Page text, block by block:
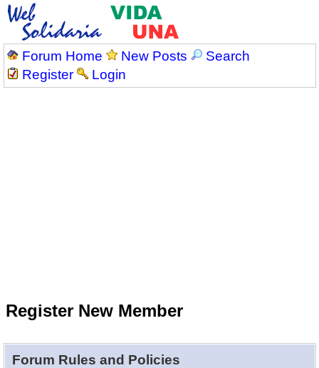
Forum Home New Posts
Search
Register
Login
Register New Member
Forum Rules and Policies